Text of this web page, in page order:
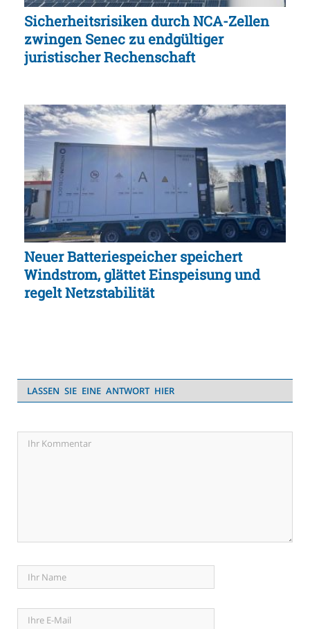
Sicherheitsrisiken durch NCA-Zellen
zwingen Senec zu endgültiger
juristischer Rechenschaft
Neuer Batteriespeicher speichert
Windstrom, glättet Einspeisung und
regelt Netzstabilität
LASSEN SIE EINE ANTWORT HIER